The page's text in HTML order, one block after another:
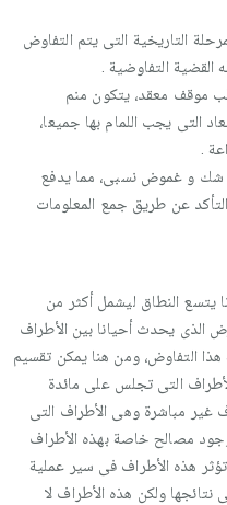
التاريخية التى يتم التفاوض
القضية التفاوضية .
موقف معقد، يتكون منم
التى يجب اللمام بها جميعا،
.
شك و غموض نسبى، مما يدفع
عن طريق جمع المعلومات
يتسع النطاق ليشمل أكثر من
الذى يحدث أحيانا بين الأطراف
هذا التفاوض، ومن هنا يمكن تقسيم
التى تجلس على مائدة
غير مباشرة وهى الأطراف التى
مصالح خاصة بهذه الأطراف
تؤثر هذه الأطراف فى سير عملية
نتائجها ولكن هذه الأطراف لا